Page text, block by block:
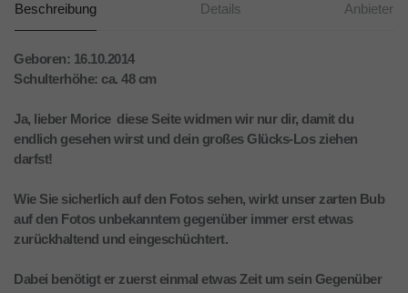
Beschreibung Details Anbieter
Geboren: 16.10.2014
Schulterhöhe: ca. 48 cm
Ja, lieber Morice  diese Seite widmen wir nur dir, damit du
endlich gesehen wirst und dein großes Glücks-Los ziehen
darfst!
Wie Sie sicherlich auf den Fotos sehen, wirkt unser zarten Bub
auf den Fotos unbekanntem gegenüber immer erst etwas
zurückhaltend und eingeschüchtert.
Dabei benötigt er zuerst einmal etwas Zeit um sein Gegenüber